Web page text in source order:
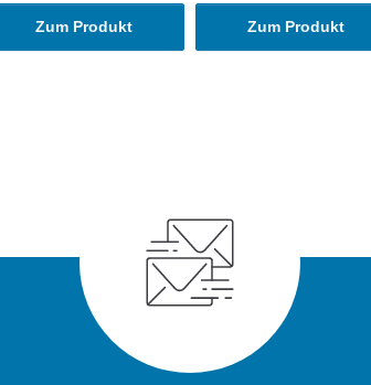
Zum Produkt Zum Produkt